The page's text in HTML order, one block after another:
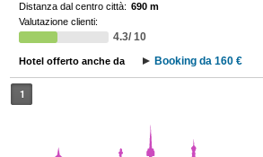
Distanza dal centro città: 690 m
Valutazione clienti:
4.3/ 10
Hotel offerto anche da Booking da 160 €
1